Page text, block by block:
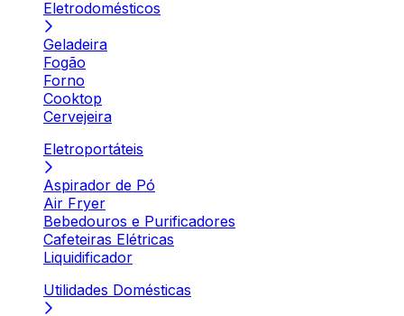
Eletrodomésticos
Geladeira
Fogão
Forno
Cooktop
Cervejeira
Eletroportáteis
Aspirador de Pó
Air Fryer
Bebedouros e Purificadores
Cafeteiras Elétricas
Liquidificador
Utilidades Domésticas